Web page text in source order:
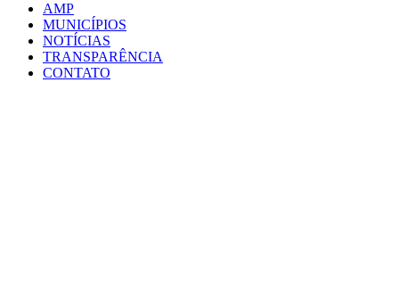
AMP
MUNICÍPIOS
NOTÍCIAS
TRANSPARÊNCIA
CONTATO